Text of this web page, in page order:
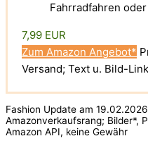
Fahrradfahren
7,99 EUR
Zum Amazon Angebot*
Versand; Text u. Bild-
Fashion Update am
Amazonverkaufsrang; Bilder*,
Amazon API, keine Gewähr